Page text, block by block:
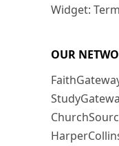
Widget:
OUR